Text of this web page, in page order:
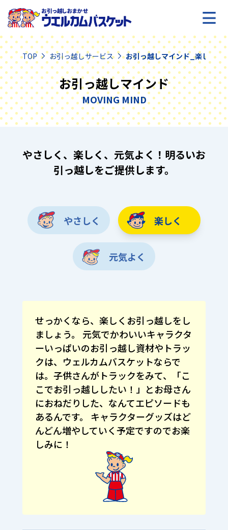
TOP お引っ越しサービス お引っ越しマインド_楽しく
お引っ越しマインド
MOVING MIND
やさしく、楽しく、元気よく！明るいお
引っ越しをご提供します。
やさしく 楽しく
元気よく
せっかくなら、楽しくお引っ越しをし
ましょう。 元気でかわいいキャラクタ
ーいっぱいのお引っ越し資材やトラッ
クは、ウェルカムバスケットならで
は。子供さんがトラックをみて、「こ
こでお引っ越ししたい！」とお母さん
におねだりした、なんてエピソードも
あるんです。 キャラクターグッズはど
んどん増やしていく予定ですのでお楽
しみに！